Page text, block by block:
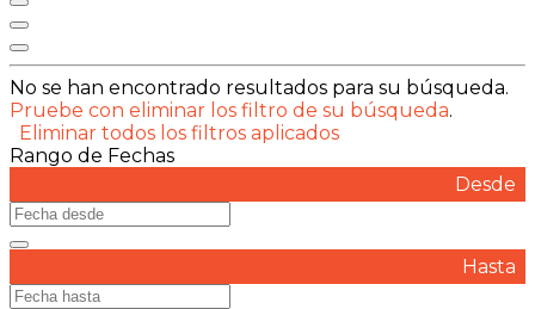
No se han encontrado resultados para su búsqueda.
Pruebe con eliminar los filtro de su búsqueda.
Eliminar todos los filtros aplicados
Rango de Fechas
Desde
Hasta